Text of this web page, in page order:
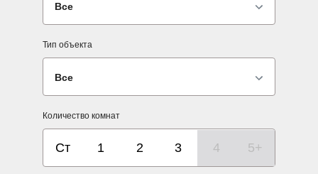
Все
Тип объекта
Все
Количество комнат
Ст 1 2 3 4 5+